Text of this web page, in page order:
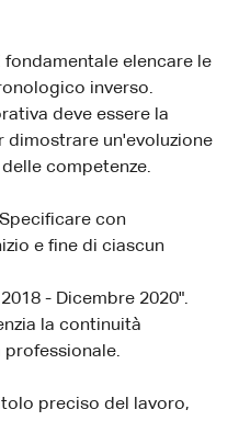
fondamentale elencare le
inverso.
deve essere la
dimostrare un'evoluzione
competenze.
Specificare con
e fine di ciascun
- Dicembre 2020".
la continuità
preciso del lavoro,